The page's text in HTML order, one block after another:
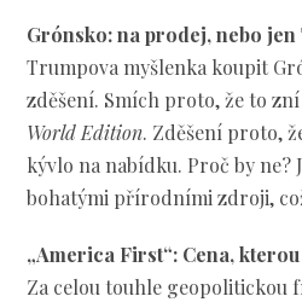
Grónsko: na prodej, nebo
Trumpova myšlenka koupit
zděšení. Smích proto, že to
World Edition. Zděšení proto,
kývlo na nabídku. Proč by ne?
bohatými přírodními zdroji,
„America First“: Cena,
Za celou touhle geopolitickou